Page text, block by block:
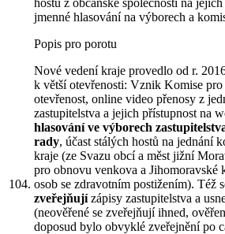
104.
jmenné hlasování na výborech a
Popis pro porotu
Nové vedení kraje provedlo od r.
k větší otevřenosti: Vznik Komise
otevřenost, online video přenosy z
zastupitelstva a jejich přístupnost na
hlasování ve výborech
rady, účast stálých hostů na jednání
kraje (ze Svazu obcí a měst jižní
pro obnovu venkova a Jihomoravské
osob se zdravotním postižením). Též
zveřejňujízápisy zastupitelstva a
(neověřené se zveřejňují ihned,
doposud bylo obvyklé zveřejnění po